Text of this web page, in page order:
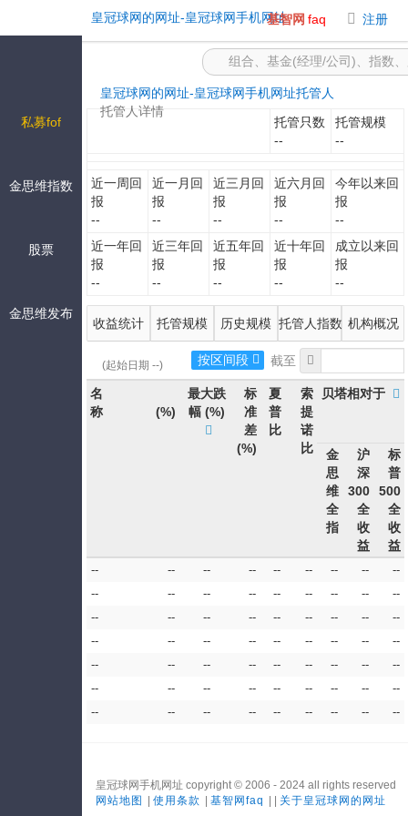
-皇冠球网的网址
私募fof
金思维指数
股票
金思维发布
皇冠球网的网址-皇冠球网手机网址基智网 faq 注册
皇冠球网的网址-皇冠球网手机网址托管人
托管人详情
托管只数
--
托管规模
--
近一周回
报
--
近一月回
报
--
近三月回
报
--
近六月回
报
--
今年以来回
报
--
近一年回
报
--
近三年回
报
--
近五年回
报
--
近十年回
报
--
成立以来回
报
--
收益统计 托管规模 历史规模 托管人指数 机构概况
(起始日期 --) 按区间段
名
称
(%)
最大跌
幅(%)
标
准
差
(%)
夏
普
比
索
提
诺
比
贝塔相对于
金
思
维
全
指
沪
深
300
全
收
益
标
普
500
全
收
益
-- -- -- -- -- -- -- --
--
--
-- -- -- -- -- -- --
--
--
-- -- -- -- -- -- --
--
--
-- -- -- -- -- -- --
--
--
-- -- -- -- -- -- --
--
--
-- -- -- -- -- -- --
--
--
-- -- -- -- -- -- -- --
皇冠球网手机网址 copyright © 2006 - 2024 all rights reserved
网站地图
使用条款 基智网faq 关于皇冠球网的网址